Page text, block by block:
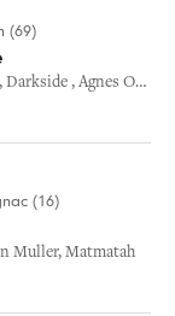
(69)
, Darkside , Agnes Obel
(16)
Muller, Matmatah